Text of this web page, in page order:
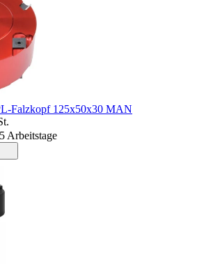
Falzkopf 125x50x30 MAN
Arbeitstage